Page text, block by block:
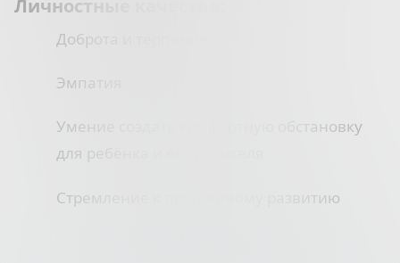
Личностные качества:
Доброта и терпение
Эмпатия
Умение создать комфортную обстановку
для ребёнка и его родителя
Стремление к постоянному развитию